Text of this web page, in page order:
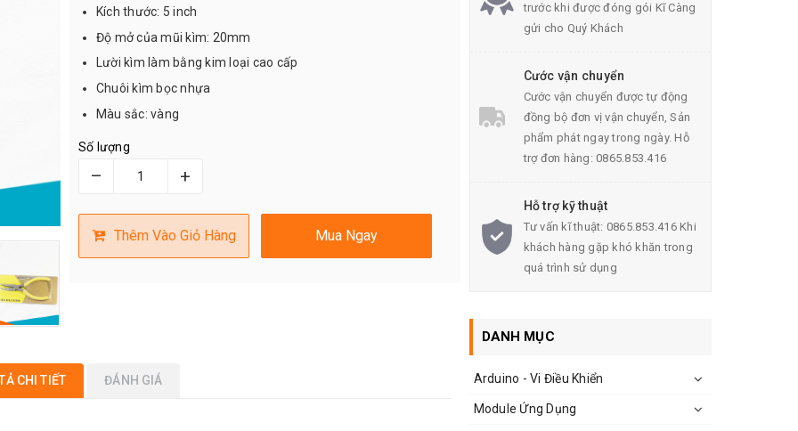
Kích thước: 5 inch
Độ mở của mũi kìm: 20mm
Lười kìm làm bằng kim loại cao cấp
Chuôi kìm bọc nhựa
Màu sắc: vàng
Số lượng
– +
Thêm Vào Giỏ Hàng Mua Ngay
CHI TIẾT ĐÁNH GIÁ
trước khi được đóng gói Kĩ Càng
gửi cho Quý Khách
Cước vận chuyển
Cước vận chuyển được tự động
đồng bộ đơn vị vận chuyển, Sản
phẩm phát ngay trong ngày. Hỗ
trợ đơn hàng: 0865.853.416
Hỗ trợ kỹ thuật
Tư vấn kĩ thuật: 0865.853.416 Khi
khách hàng gặp khó khăn trong
quá trình sử dụng
DANH MỤC
Arduino - Vi Điều Khiển
Module Ứng Dụng